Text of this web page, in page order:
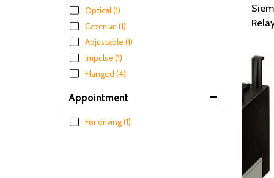
Appointment
For driving(1)
Optical(1)
Сетевые(1)
Adjustable (1)
Impulse (1)
Flanged (4)